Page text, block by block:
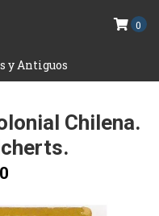
y Antiguos
0
Chilena.